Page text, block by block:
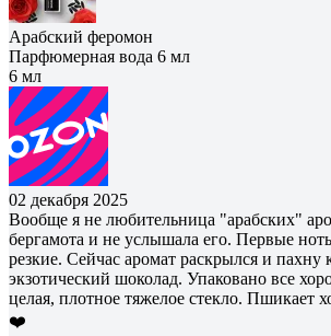
Арабский феромон
Парфюмерная вода 6 мл
6 мл
02 декабря 2025
Вообще я не любительница "арабских"
бергамота и не услышала его. Первые
резкие. Сейчас аромат раскрылся и пахну
экзотический шоколад. Упаковано все
целая, плотное тяжелое стекло. Пшикает
❤️